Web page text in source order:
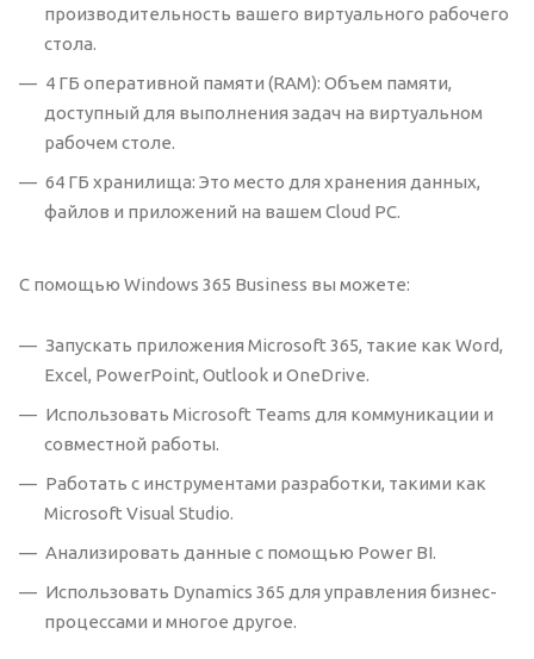
производительность вашего виртуального рабочего
стола.
4 ГБ оперативной памяти (RAM): Объем памяти,
доступный для выполнения задач на виртуальном
рабочем столе.
64 ГБ хранилища: Это место для хранения данных,
файлов и приложений на вашем Cloud PC.
С помощью Windows 365 Business вы можете:
Запускать приложения Microsoft 365, такие как Word,
Excel, PowerPoint, Outlook и OneDrive.
Использовать Microsoft Teams для коммуникации и
совместной работы.
Работать с инструментами разработки, такими как
Microsoft Visual Studio.
Анализировать данные с помощью Power BI.
Использовать Dynamics 365 для управления бизнес-
процессами и многое другое.